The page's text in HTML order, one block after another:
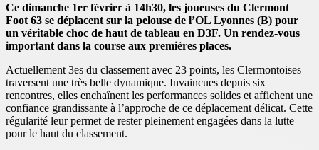
Ce dimanche 1er février à 14h30, les joueuses du Clermont
Foot 63 se déplacent sur la pelouse de l’OL Lyonnes (B) pour
un véritable choc de haut de tableau en D3F. Un rendez-vous
important dans la course aux premières places.
Actuellement 3es du classement avec 23 points, les Clermontoises
traversent une très belle dynamique. Invaincues depuis six
rencontres, elles enchaînent les performances solides et affichent une
confiance grandissante à l’approche de ce déplacement délicat. Cette
régularité leur permet de rester pleinement engagées dans la lutte
pour le haut du classement.